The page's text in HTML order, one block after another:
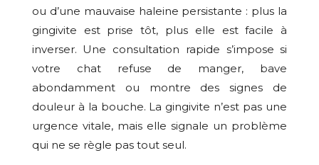
ou d’une mauvaise haleine persistante : plus la
gingivite est prise tôt, plus elle est facile à
inverser. Une consultation rapide s’impose si
votre chat refuse de manger, bave
abondamment ou montre des signes de
douleur à la bouche. La gingivite n’est pas une
urgence vitale, mais elle signale un problème
qui ne se règle pas tout seul.